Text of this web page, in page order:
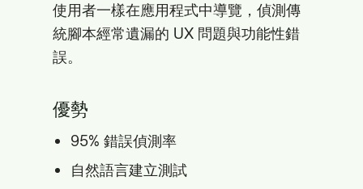
使用者一樣在應用程式中導覽，偵測傳
統腳本經常遺漏的 UX 問題與功能性錯
誤。
優勢
95% 錯誤偵測率
自然語言建立測試